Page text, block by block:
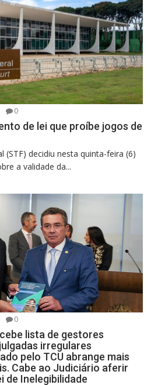
0
de lei que proíbe jogos de
(STF) decidiu nesta quinta-feira (6)
a validade da...
0
lista de gestores
irregulares
pelo TCU abrange mais
Cabe ao Judiciário aferir
de Inelegibilidade